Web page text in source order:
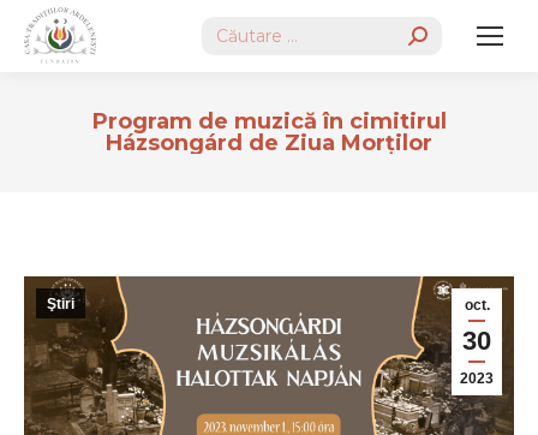
Search:
Program de muzică în cimitirul
Házsongárd de Ziua Morților
oct.
30
2023
Ştiri